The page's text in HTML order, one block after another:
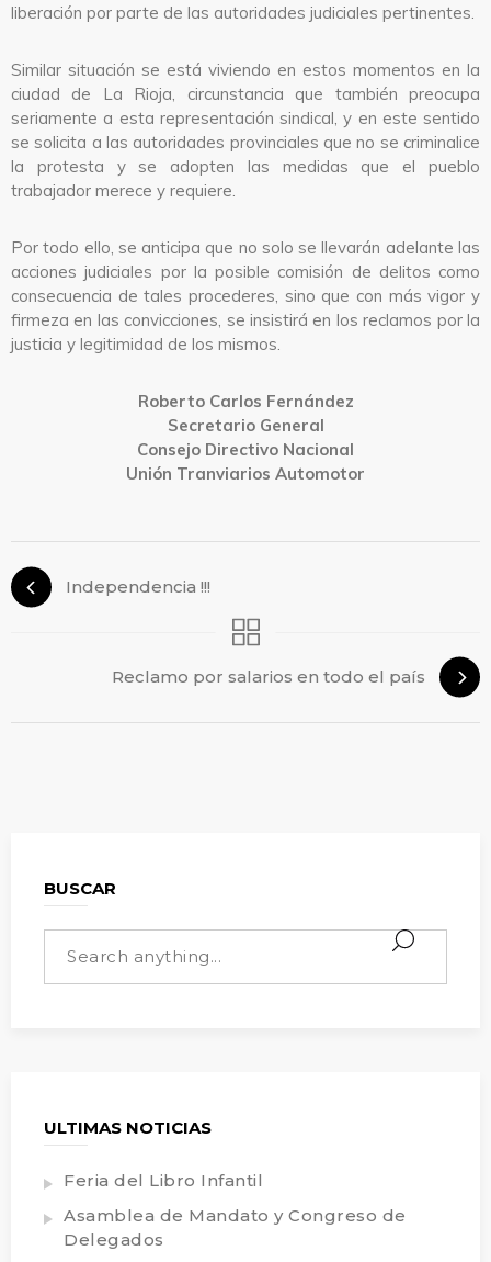
liberación por parte de las autoridades judiciales pertinentes.
Similar situación se está viviendo en estos momentos en la
ciudad de La Rioja, circunstancia que también preocupa
seriamente a esta representación sindical, y en este sentido
se solicita a las autoridades provinciales que no se criminalice
la protesta y se adopten las medidas que el pueblo
trabajador merece y requiere.
Por todo ello, se anticipa que no solo se llevarán adelante las
acciones judiciales por la posible comisión de delitos como
consecuencia de tales procederes, sino que con más vigor y
firmeza en las convicciones, se insistirá en los reclamos por la
justicia y legitimidad de los mismos.
Roberto Carlos Fernández
Secretario General
Consejo Directivo Nacional
Unión Tranviarios Automotor
Independencia !!!
Reclamo por salarios en todo el país
BUSCAR
ULTIMAS NOTICIAS
Feria del Libro Infantil
Asamblea de Mandato y Congreso de
Delegados